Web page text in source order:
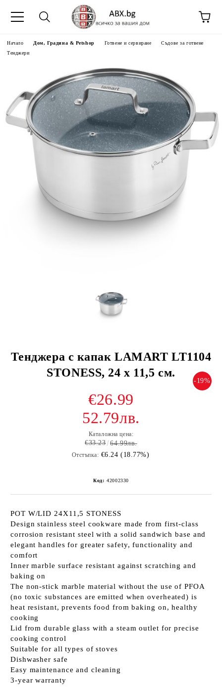
Начало Дом, Градина & Petshop Готвене и сервиране
Съдове за готвене
Тенджери
Тенджера с капак LAMART LT1104
STONESS, 24 х 11,5 см.
-19%
€26.99
52.79лв.
Каталожна цена:
€33.23 64.99лв.
Отстъпка: €6.24 (18.77%)
Код: 42002330
POT W/LID 24X11,5 STONESS
Design stainless steel cookware made from first-class
corrosion resistant steel with a solid sandwich base and
elegant handles for greater safety, functionality and
comfort
Inner marble surface resistant against scratching and
baking on
The non-stick marble material without the use of PFOA
(no toxic substances are emitted when overheated) is
heat resistant, prevents food from baking on, healthy
cooking
Lid from durable glass with a steam outlet for precise
cooking control
Suitable for all types of stoves
Dishwasher safe
Easy maintenance and cleaning
3-year warranty